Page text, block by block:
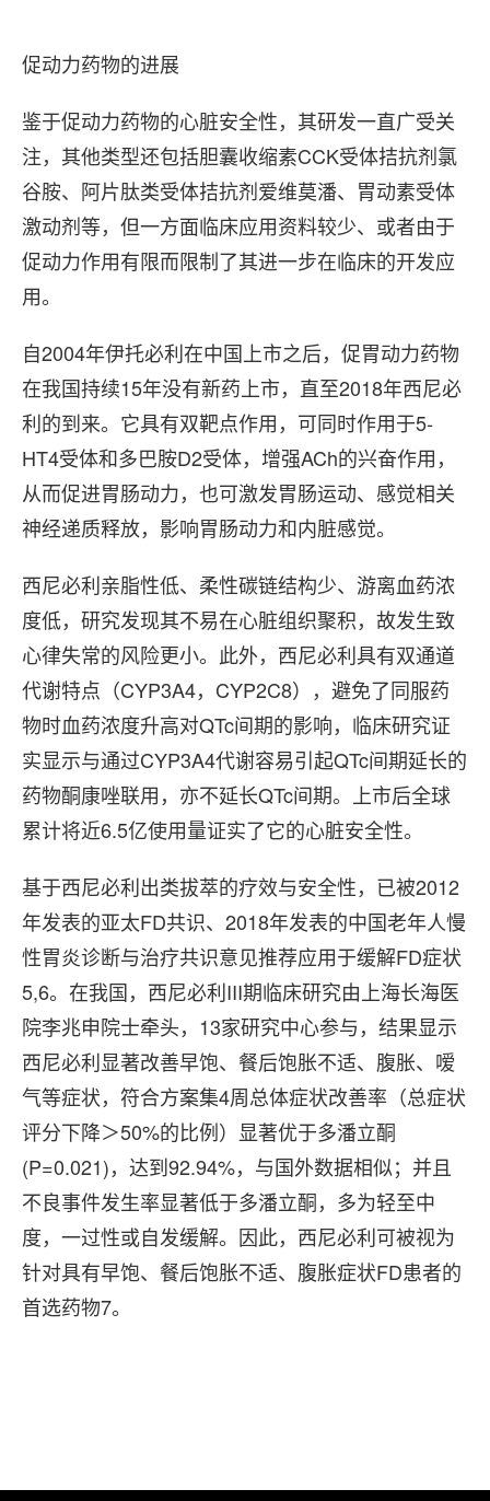
促动力药物的进展
鉴于促动力药物的心脏安全性，其研发一直广受关
注，其他类型还包括胆囊收缩素CCK受体拮抗剂氯
谷胺、阿片肽类受体拮抗剂爱维莫潘、胃动素受体
激动剂等，但一方面临床应用资料较少、或者由于
促动力作用有限而限制了其进一步在临床的开发应
用。
自2004年伊托必利在中国上市之后，促胃动力药物
在我国持续15年没有新药上市，直至2018年西尼必
利的到来。它具有双靶点作用，可同时作用于5-
HT4受体和多巴胺D2受体，增强ACh的兴奋作用，
从而促进胃肠动力，也可激发胃肠运动、感觉相关
神经递质释放，影响胃肠动力和内脏感觉。
西尼必利亲脂性低、柔性碳链结构少、游离血药浓
度低，研究发现其不易在心脏组织聚积，故发生致
心律失常的风险更小。此外，西尼必利具有双通道
代谢特点（CYP3A4，CYP2C8），避免了同服药
物时血药浓度升高对QTc间期的影响，临床研究证
实显示与通过CYP3A4代谢容易引起QTc间期延长的
药物酮康唑联用，亦不延长QTc间期。上市后全球
累计将近6.5亿使用量证实了它的心脏安全性。
基于西尼必利出类拔萃的疗效与安全性，已被2012
年发表的亚太FD共识、2018年发表的中国老年人慢
性胃炎诊断与治疗共识意见推荐应用于缓解FD症状
5,6。在我国，西尼必利III期临床研究由上海长海医
院李兆申院士牵头，13家研究中心参与，结果显示
西尼必利显著改善早饱、餐后饱胀不适、腹胀、嗳
气等症状，符合方案集4周总体症状改善率（总症状
评分下降＞50%的比例）显著优于多潘立酮
(P=0.021)，达到92.94%，与国外数据相似；并且
不良事件发生率显著低于多潘立酮，多为轻至中
度，一过性或自发缓解。因此，西尼必利可被视为
针对具有早饱、餐后饱胀不适、腹胀症状FD患者的
首选药物7。